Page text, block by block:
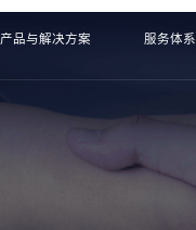
产品与解决方案 服务体系